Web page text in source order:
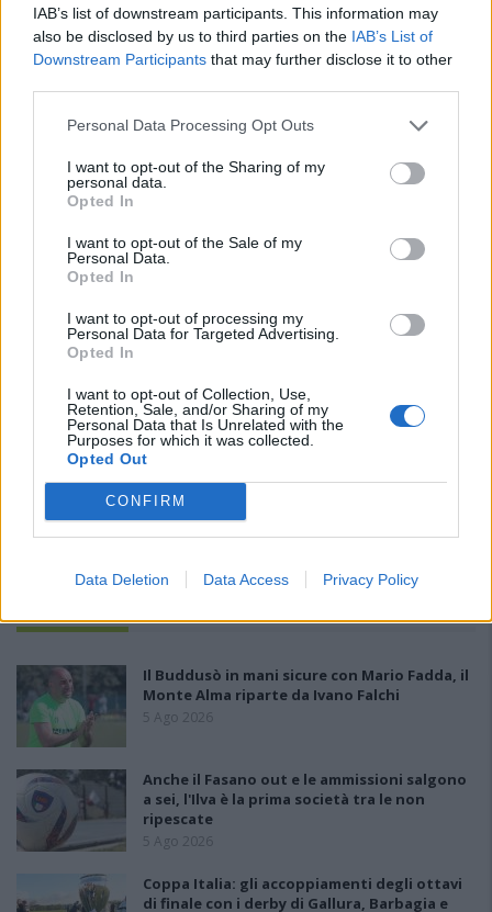
IAB’s list of downstream participants. This information may
also be disclosed by us to third parties on the IAB’s List of
Downstream Participants that may further disclose it to other
Personal Data Processing Opt Outs
I want to opt-out of the Sharing of my
personal data.
Opted In
I want to opt-out of the Sale of my
Personal Data.
Opted In
I want to opt-out of processing my
Personal Data for Targeted Advertising.
Opted In
I want to opt-out of Collection, Use,
Retention, Sale, and/or Sharing of my
Personal Data that Is Unrelated with the
Purposes for which it was collected.
Opted Out
CONFIRM
Data Deletion Data Access Privacy Policy
Il Buddusò in mani sicure con Mario Fadda, il
Monte Alma riparte da Ivano Falchi
5 Ago 2026
Anche il Fasano out e le ammissioni salgono
a sei, l'Ilva è la prima società tra le non
ripescate
5 Ago 2026
Coppa Italia: gli accoppiamenti degli ottavi
di finale con i derby di Gallura, Barbagia e